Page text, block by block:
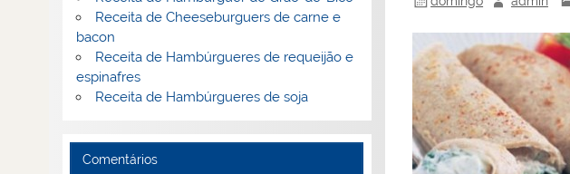
Receita de Cheeseburguers de carne e
bacon
Receita de Hambúrgueres de requeijão e
espinafres
Receita de Hambúrgueres de soja
Comentários